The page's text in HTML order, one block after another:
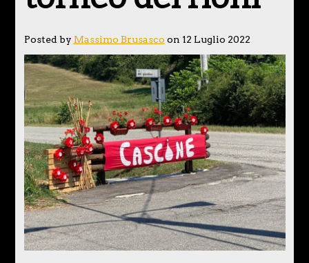
Posted by Massimo Brusasco on 12 Luglio 2022